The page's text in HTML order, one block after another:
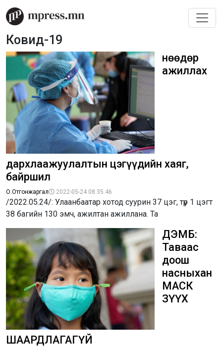
Ковид-19
Өнөөдөр
ажиллах
дархлаажуулалтын цэгүүдийн хаяг,
байршил
О.Отгонжаргал 2022-05-24 08:35:46
/2022.05.24/: Улаанбаатар хотод суурин 37 цэг, түр 1 цэгт
38 багийн 130 эмч, ажилтан ажиллана. Та
ДЭМБ:
Таваас
доош
насныхан
МАСК
ЗҮҮХ
ШААРДЛАГАГҮЙ